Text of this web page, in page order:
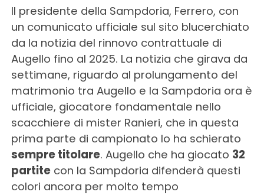
Il presidente della Sampdoria, Ferrero, con
un comunicato ufficiale sul sito blucerchiato
da la notizia del rinnovo contrattuale di
Augello fino al 2025. La notizia che girava da
settimane, riguardo al prolungamento del
matrimonio tra Augello e la Sampdoria ora è
ufficiale, giocatore fondamentale nello
scacchiere di mister Ranieri, che in questa
prima parte di campionato lo ha schierato
sempre titolare. Augello che ha giocato 32
partitecon la Sampdoria difenderà questi
colori ancora per molto tempo